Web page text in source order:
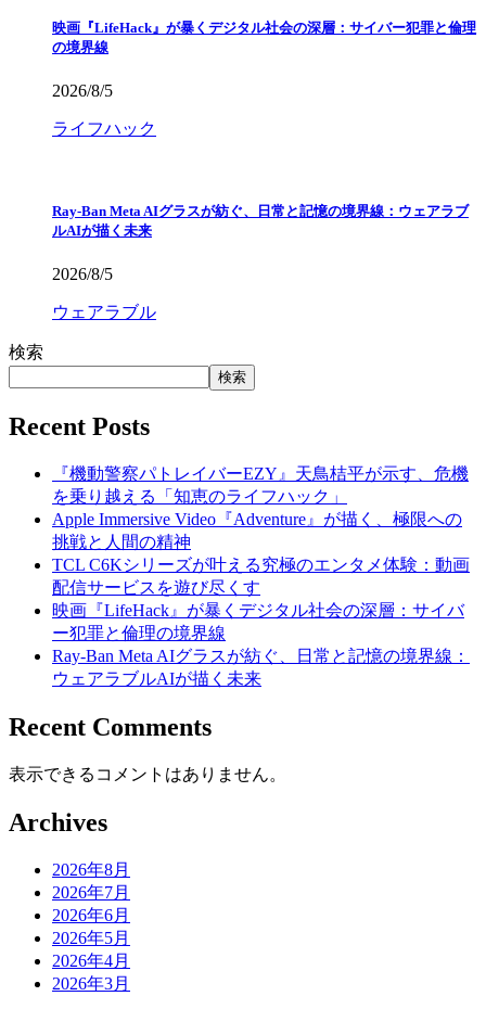
映画『LifeHack』が暴くデジタル社会の深層：サイバー犯罪と倫理
の境界線
2026/8/5
ライフハック
Ray-Ban Meta AIグラスが紡ぐ、日常と記憶の境界線：ウェアラブ
ルAIが描く未来
2026/8/5
ウェアラブル
検索
検索
Recent Posts
『機動警察パトレイバーEZY』天鳥桔平が示す、危機
を乗り越える「知恵のライフハック」
Apple Immersive Video『Adventure』が描く、極限への
挑戦と人間の精神
TCL C6Kシリーズが叶える究極のエンタメ体験：動画
配信サービスを遊び尽くす
映画『LifeHack』が暴くデジタル社会の深層：サイバ
ー犯罪と倫理の境界線
Ray-Ban Meta AIグラスが紡ぐ、日常と記憶の境界線：
ウェアラブルAIが描く未来
Recent Comments
表示できるコメントはありません。
Archives
2026年8月
2026年7月
2026年6月
2026年5月
2026年4月
2026年3月